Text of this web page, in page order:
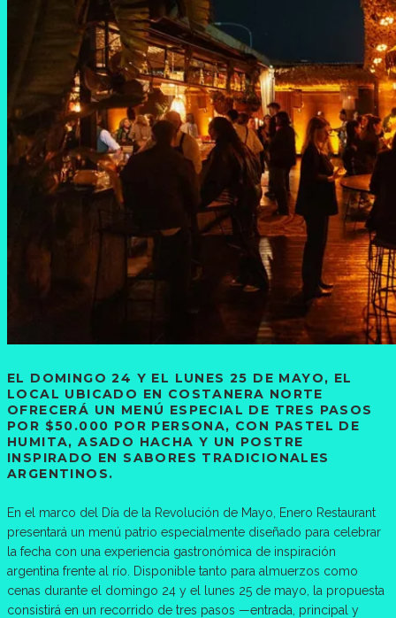
EL DOMINGO 24 Y EL LUNES 25 DE MAYO, EL
LOCAL UBICADO EN COSTANERA NORTE
OFRECERÁ UN MENÚ ESPECIAL DE TRES PASOS
POR $50.000 POR PERSONA, CON PASTEL DE
HUMITA, ASADO HACHA Y UN POSTRE
INSPIRADO EN SABORES TRADICIONALES
ARGENTINOS.
En el marco del Día de la Revolución de Mayo, Enero Restaurant
presentará un menú patrio especialmente diseñado para celebrar
la fecha con una experiencia gastronómica de inspiración
argentina frente al río. Disponible tanto para almuerzos como
cenas durante el domingo 24 y el lunes 25 de mayo, la propuesta
consistirá en un recorrido de tres pasos —entrada, principal y